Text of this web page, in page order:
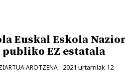
Euskal Eskola
EZ estatala
AROTZENA - 2021 urtarrilak 12